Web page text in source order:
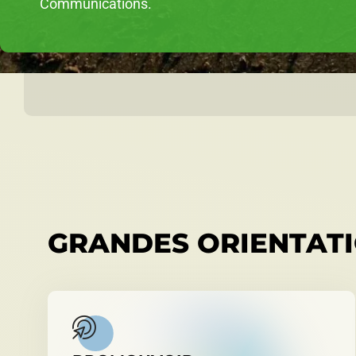
Communications.
GRANDES